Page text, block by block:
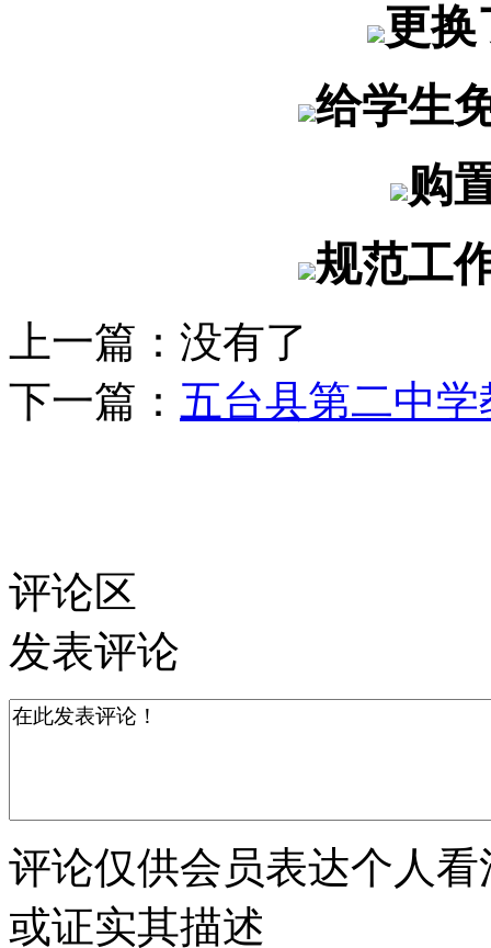
更换
给学生
购
规范工
上一篇： 没有了
下一篇： 五台县第二中
评论区
发表评论
评论仅供会员表达个人
或证实其描述